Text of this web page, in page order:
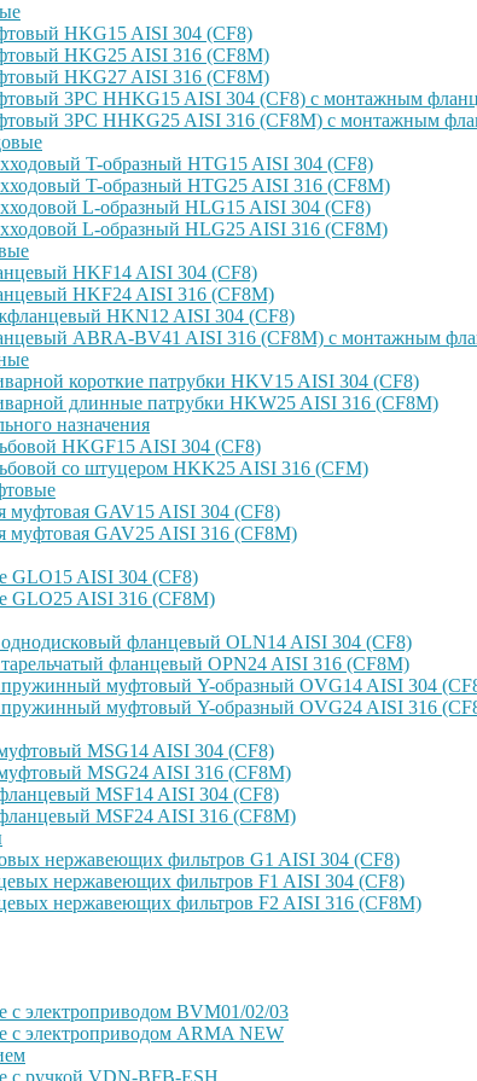
HKG15 AISI 304 (CF8)
HKG25 AISI 316 (CF8M)
HKG27 AISI 316 (CF8M)
3PC HHKG15 AISI 304 (CF8) с монтажным
3PC HHKG25 AISI 316 (CF8M) с монтажным
T-образный HTG15 AISI 304 (CF8)
T-образный HTG25 AISI 316 (CF8M)
L-образный HLG15 AISI 304 (CF8)
L-образный HLG25 AISI 316 (CF8M)
HKF14 AISI 304 (CF8)
HKF24 AISI 316 (CF8M)
HKN12 AISI 304 (CF8)
ABRA-BV41 AISI 316 (CF8M) с монтажным
короткие патрубки HKV15 AISI 304 (CF8)
длинные патрубки HKW25 AISI 316 (CF8M)
назначения
HKGF15 AISI 304 (CF8)
со штуцером HKK25 AISI 316 (CFM)
муфтовая GAV15 AISI 304 (CF8)
муфтовая GAV25 AISI 316 (CF8M)
GLO15 AISI 304 (CF8)
GLO25 AISI 316 (CF8M)
фланцевый OLN14 AISI 304 (CF8)
фланцевый OPN24 AISI 316 (CF8M)
муфтовый Y-образный OVG14 AISI 304
муфтовый Y-образный OVG24 AISI 316
MSG14 AISI 304 (CF8)
MSG24 AISI 316 (CF8M)
MSF14 AISI 304 (CF8)
MSF24 AISI 316 (CF8M)
нержавеющих фильтров G1 AISI 304 (CF8)
нержавеющих фильтров F1 AISI 304 (CF8)
нержавеющих фильтров F2 AISI 316 (CF8M)
электроприводом BVM01/02/03
с электроприводом ARMA NEW
с ручкой VDN-BFB-ESH